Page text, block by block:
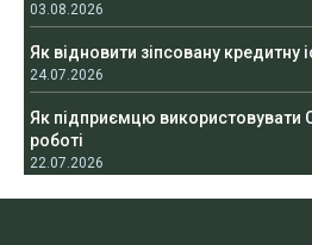
03.08.2026
Як відновити зіпсовану кредитну
24.07.2026
Як підприємцю використовувати
роботі
22.07.2026